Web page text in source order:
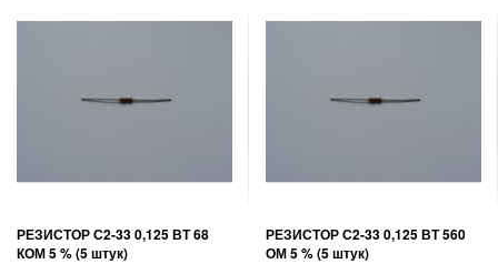
РЕЗИСТОР С2-33 0,125 ВТ 68
КОМ 5 % (5 штук)
РЕЗИСТОР С2-33 0,125 ВТ 560
ОМ 5 % (5 штук)